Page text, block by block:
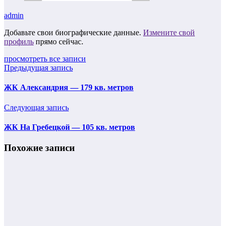
admin
Добавьте свои биографические данные. Измените свой
профиль прямо сейчас.
просмотреть все записи
Предыдущая запись
ЖК Александрия — 179 кв. метров
Следующая запись
ЖК На Гребецкой — 105 кв. метров
Похожие записи